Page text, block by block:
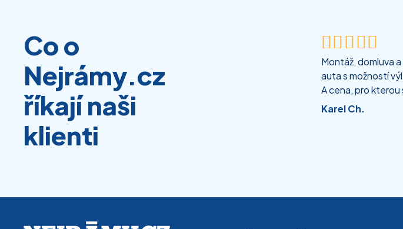
Co o
Nejrámy.cz
říkají naši
klienti

Montáž, domluva
auta s možností
A cena, pro
Karel Ch.